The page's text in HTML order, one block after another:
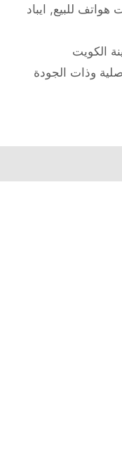
هواتف للبيع, ايباد
الكويت
وذات الجودة